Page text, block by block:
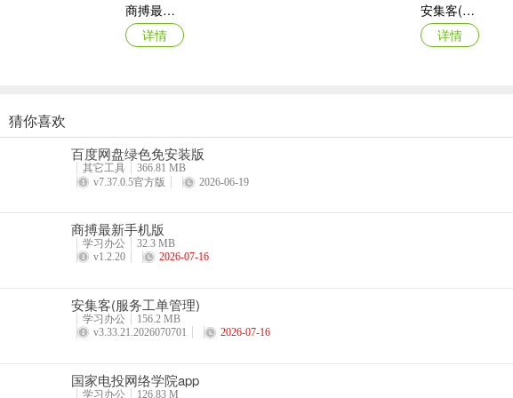
4、直播课页面改版，新增好课推荐。
更多新功能惊喜，等你来体验~
商搏最新手机版
详情
安集客(服务工单管理)
详情
西藏公务出行app
详情
准橙三力(老年三力测试软件)
猜你喜欢
百度网盘绿色免安装版
其它工具
366.81 MB
v7.37.0.5官方版
2026-06-19
商搏最新手机版
学习办公
32.3 MB
v1.2.20
2026-07-16
安集客(服务工单管理)
学习办公
156.2 MB
v3.33.21.2026070701
2026-07-16
国家电投网络学院app
学习办公
126.83 M